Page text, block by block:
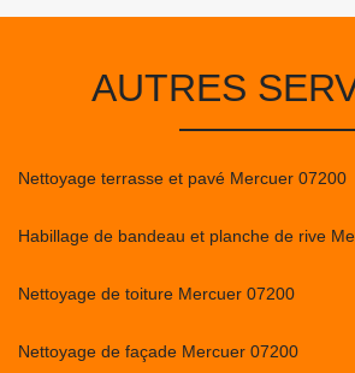
AUTRES
Nettoyage terrasse et pavé Mercuer 07200
Habillage de bandeau et planche de rive
Nettoyage de toiture Mercuer 07200
Nettoyage de façade Mercuer 07200